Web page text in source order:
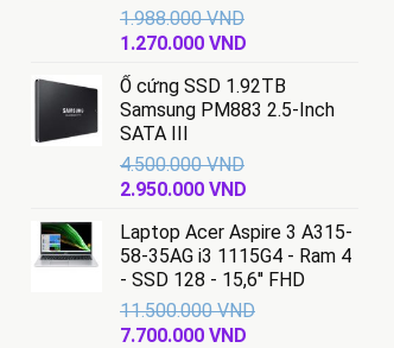
1.988.000VND
Giá
là:
1.988.000 VND.
1.270.000 VND
tại
là:
Ổ cứng SSD 1.92TB
Samsung PM883 2.5-Inch
SATA III
4.500.000VND
Giá
là:
4.500.000 VND.
2.950.000 VND
tại
là:
2.950.000 VND.
Laptop Acer Aspire 3 A315-
58-35AG i3 1115G4 - Ram 4
- SSD 128 - 15,6'' FHD
11.500.000VND
Giá
7.700.000 VND